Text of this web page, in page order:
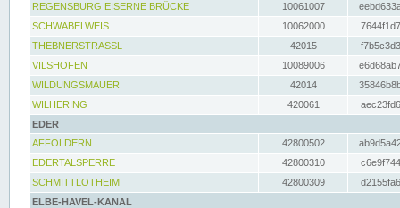
REGENSBURG EISERNE BRÜCKE
10061007
SCHWABELWEIS
10062000
THEBNERSTRASSL
42015
VILSHOFEN
10089006
WILDUNGSMAUER
42014
WILHERING
420061
EDER
AFFOLDERN
42800502
EDERTALSPERRE
42800310
SCHMITTLOTHEIM
42800309
ELBE-HAVEL-KANAL